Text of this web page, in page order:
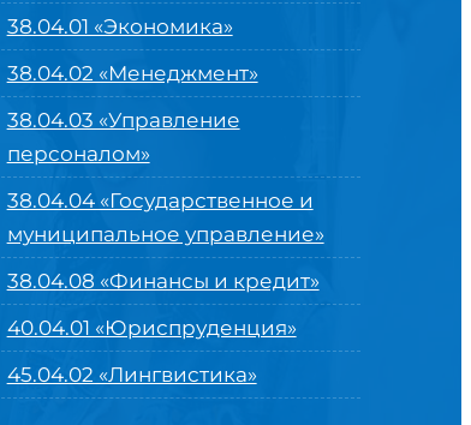
38.04.01 «Экономика»
38.04.02 «Менеджмент»
38.04.03 «Управление
персоналом»
38.04.04 «Государственное и
муниципальное управление»
38.04.08 «Финансы и кредит»
40.04.01 «Юриспруденция»
45.04.02 «Лингвистика»